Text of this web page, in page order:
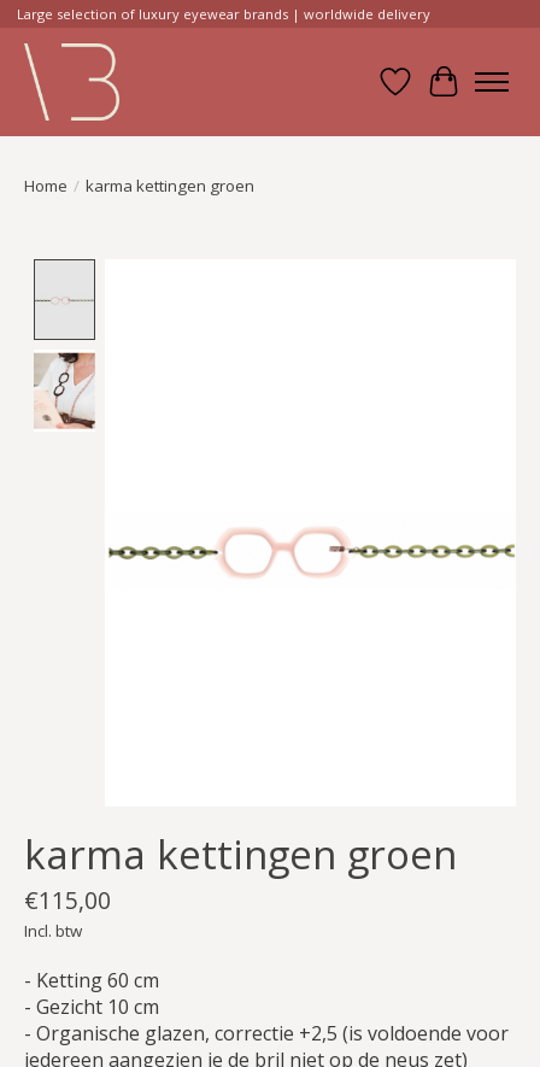
Large selection of luxury eyewear brands | worldwide delivery
Verlanglijst
Home / karma kettingen groen
karma kettingen groen
€115,00
Incl. btw
- Ketting 60 cm
- Gezicht 10 cm
- Organische glazen, correctie +2,5 (is voldoende voor
iedereen aangezien je de bril niet op de neus zet)